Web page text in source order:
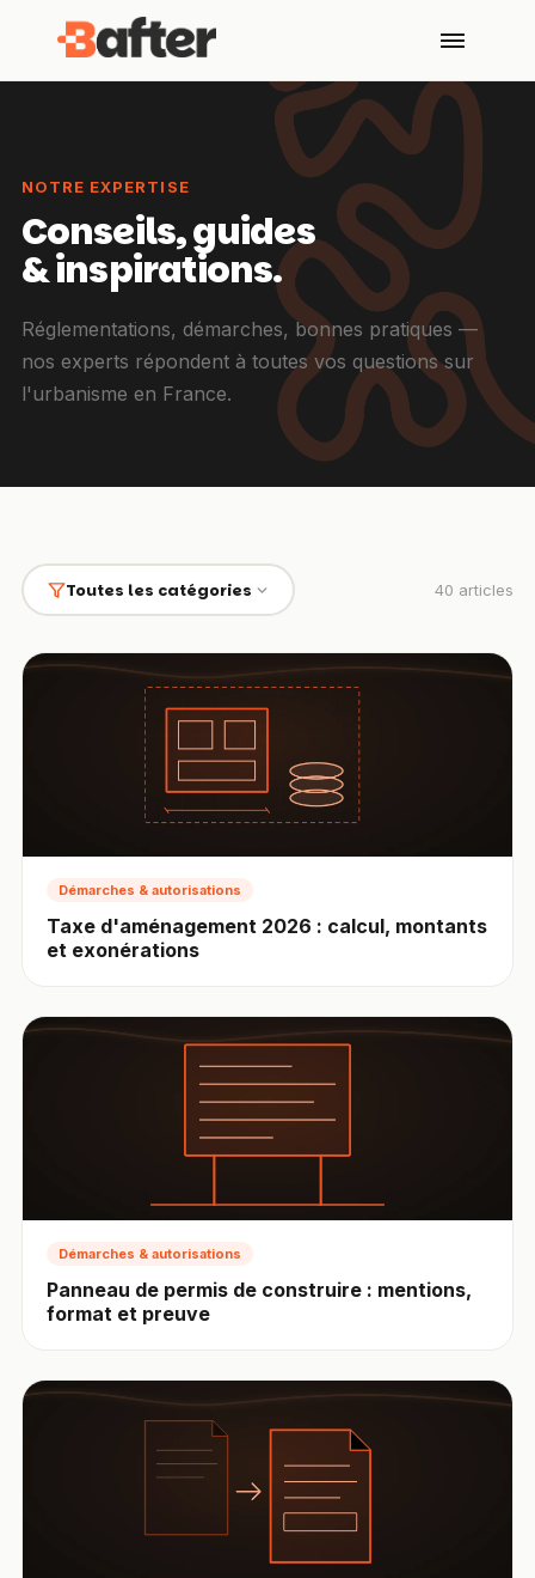
NOTRE EXPERTISE
Conseils, guides
& inspirations.
Réglementations, démarches, bonnes pratiques —
nos experts répondent à toutes vos questions sur
l'urbanisme en France.
Toutes les catégories 40 articles
Démarches & autorisations
Taxe d'aménagement 2026 : calcul, montants
et exonérations
Démarches & autorisations
Panneau de permis de construire : mentions,
format et preuve